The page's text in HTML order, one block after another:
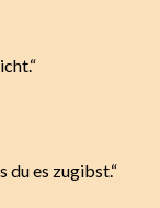
du es zugibst.“